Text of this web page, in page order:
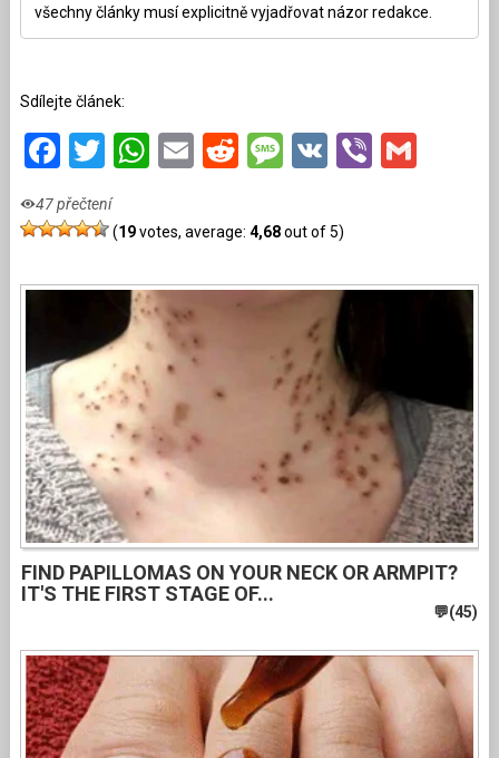
všechny články musí explicitně vyjadřovat názor redakce.
Sdílejte článek:
Facebook
Twitter
WhatsApp
EmailRedditMessage
VKViber
47 přečtení
(19votes, average: 4,68out of 5)
FIND PAPILLOMAS ON YOUR NECK OR ARMPIT?
IT'S THE FIRST STAGE OF...